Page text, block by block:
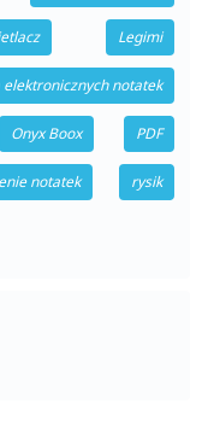
Legimi
notatek
Onyx Boox PDF
notatek rysik